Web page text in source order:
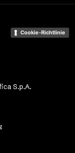
S.p.A.
Cookie-Richtlinie